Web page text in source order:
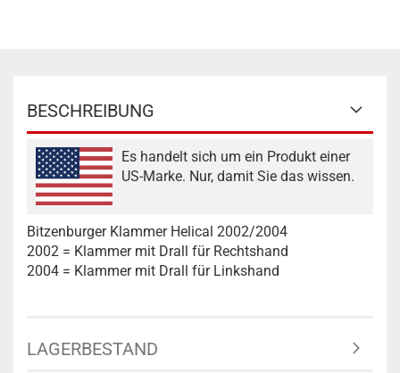
BESCHREIBUNG
Es handelt sich um ein Produkt einer
US-Marke. Nur, damit Sie das wissen.
Bitzenburger Klammer Helical 2002/2004
2002 = Klammer mit Drall für Rechtshand
2004 = Klammer mit Drall für Linkshand
LAGERBESTAND